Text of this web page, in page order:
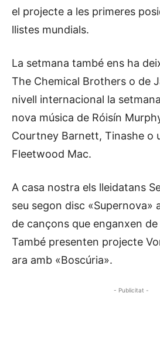
el projecte a les primeres
llistes mundials.
La setmana també ens ha
The Chemical Brothers o de
nivell internacional la
nova música de Róisín
Courtney Barnett, Tinashe o
Fleetwood Mac.
A casa nostra els lleidatans
seu segon disc «Supernova»
de cançons que enganxen
També presenten projecte
ara amb «Boscúria».
- Publicitat -